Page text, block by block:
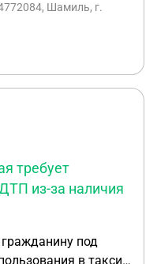
следователю,
следователя.
машины ?
Шамиль, г.
требует
из-за наличия
под
в такси.